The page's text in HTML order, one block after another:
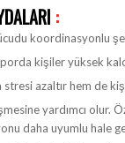
:
koordinasyonlu
kişiler yüksek
azaltır hem de
yardımcı olur.
daha uyumlu hale